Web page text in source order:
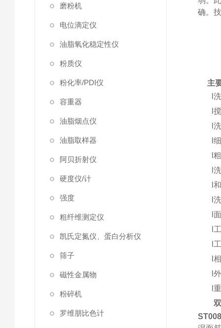
磨粉机
电位滴定仪
油脂氧化稳定性仪
粉质仪
粉化率/PDI仪
容重器
油脂烟点仪
油脂取样器
阿贝折射仪
硬度仪/计
强度
粗纤维测定仪
凯氏定氮仪、蛋白分析仪
筛子
磁性金属物
粉碎机
罗维朋比色计
确。
主
l
l
l
l
l
l
l
l
l
l
l
l